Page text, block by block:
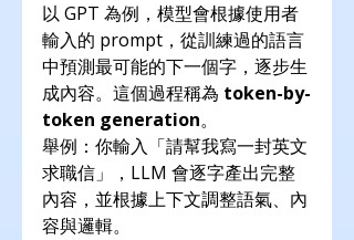
以 GPT 為例，模型會根據使用者
輸入的 prompt，從訓練過的語言
中預測最可能的下一個字，逐步生
成內容。這個過程稱為 token-by-
token generation。
舉例：你輸入「請幫我寫一封英文
求職信」，LLM 會逐字產出完整
內容，並根據上下文調整語氣、內
容與邏輯。